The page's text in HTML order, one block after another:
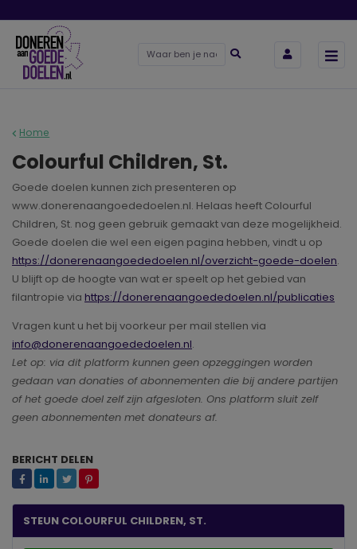
Home
Colourful Children, St.
Goede doelen kunnen zich presenteren op
www.donerenaangoededoelen.nl. Helaas heeft Colourful
Children, St. nog geen gebruik gemaakt van deze mogelijkheid.
Goede doelen die wel een eigen pagina hebben, vindt u op
https://donerenaangoededoelen.nl/overzicht-goede-doelen.
U blijft op de hoogte van wat er speelt op het gebied van
filantropie via https://donerenaangoededoelen.nl/publicaties
Vragen kunt u het bij voorkeur per mail stellen via
info@donerenaangoededoelen.nl.
Let op: via dit platform kunnen geen opzeggingen worden
gedaan van donaties of abonnementen die bij andere partijen
of het goede doel zelf zijn afgesloten. Ons platform sluit zelf
geen abonnementen met donateurs af.
BERICHT DELEN
STEUN COLOURFUL CHILDREN, ST.